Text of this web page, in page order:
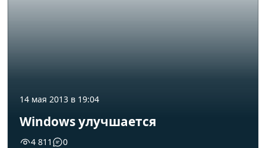
14 мая 2013 в 19:04
Windows улучшается
4 811 0